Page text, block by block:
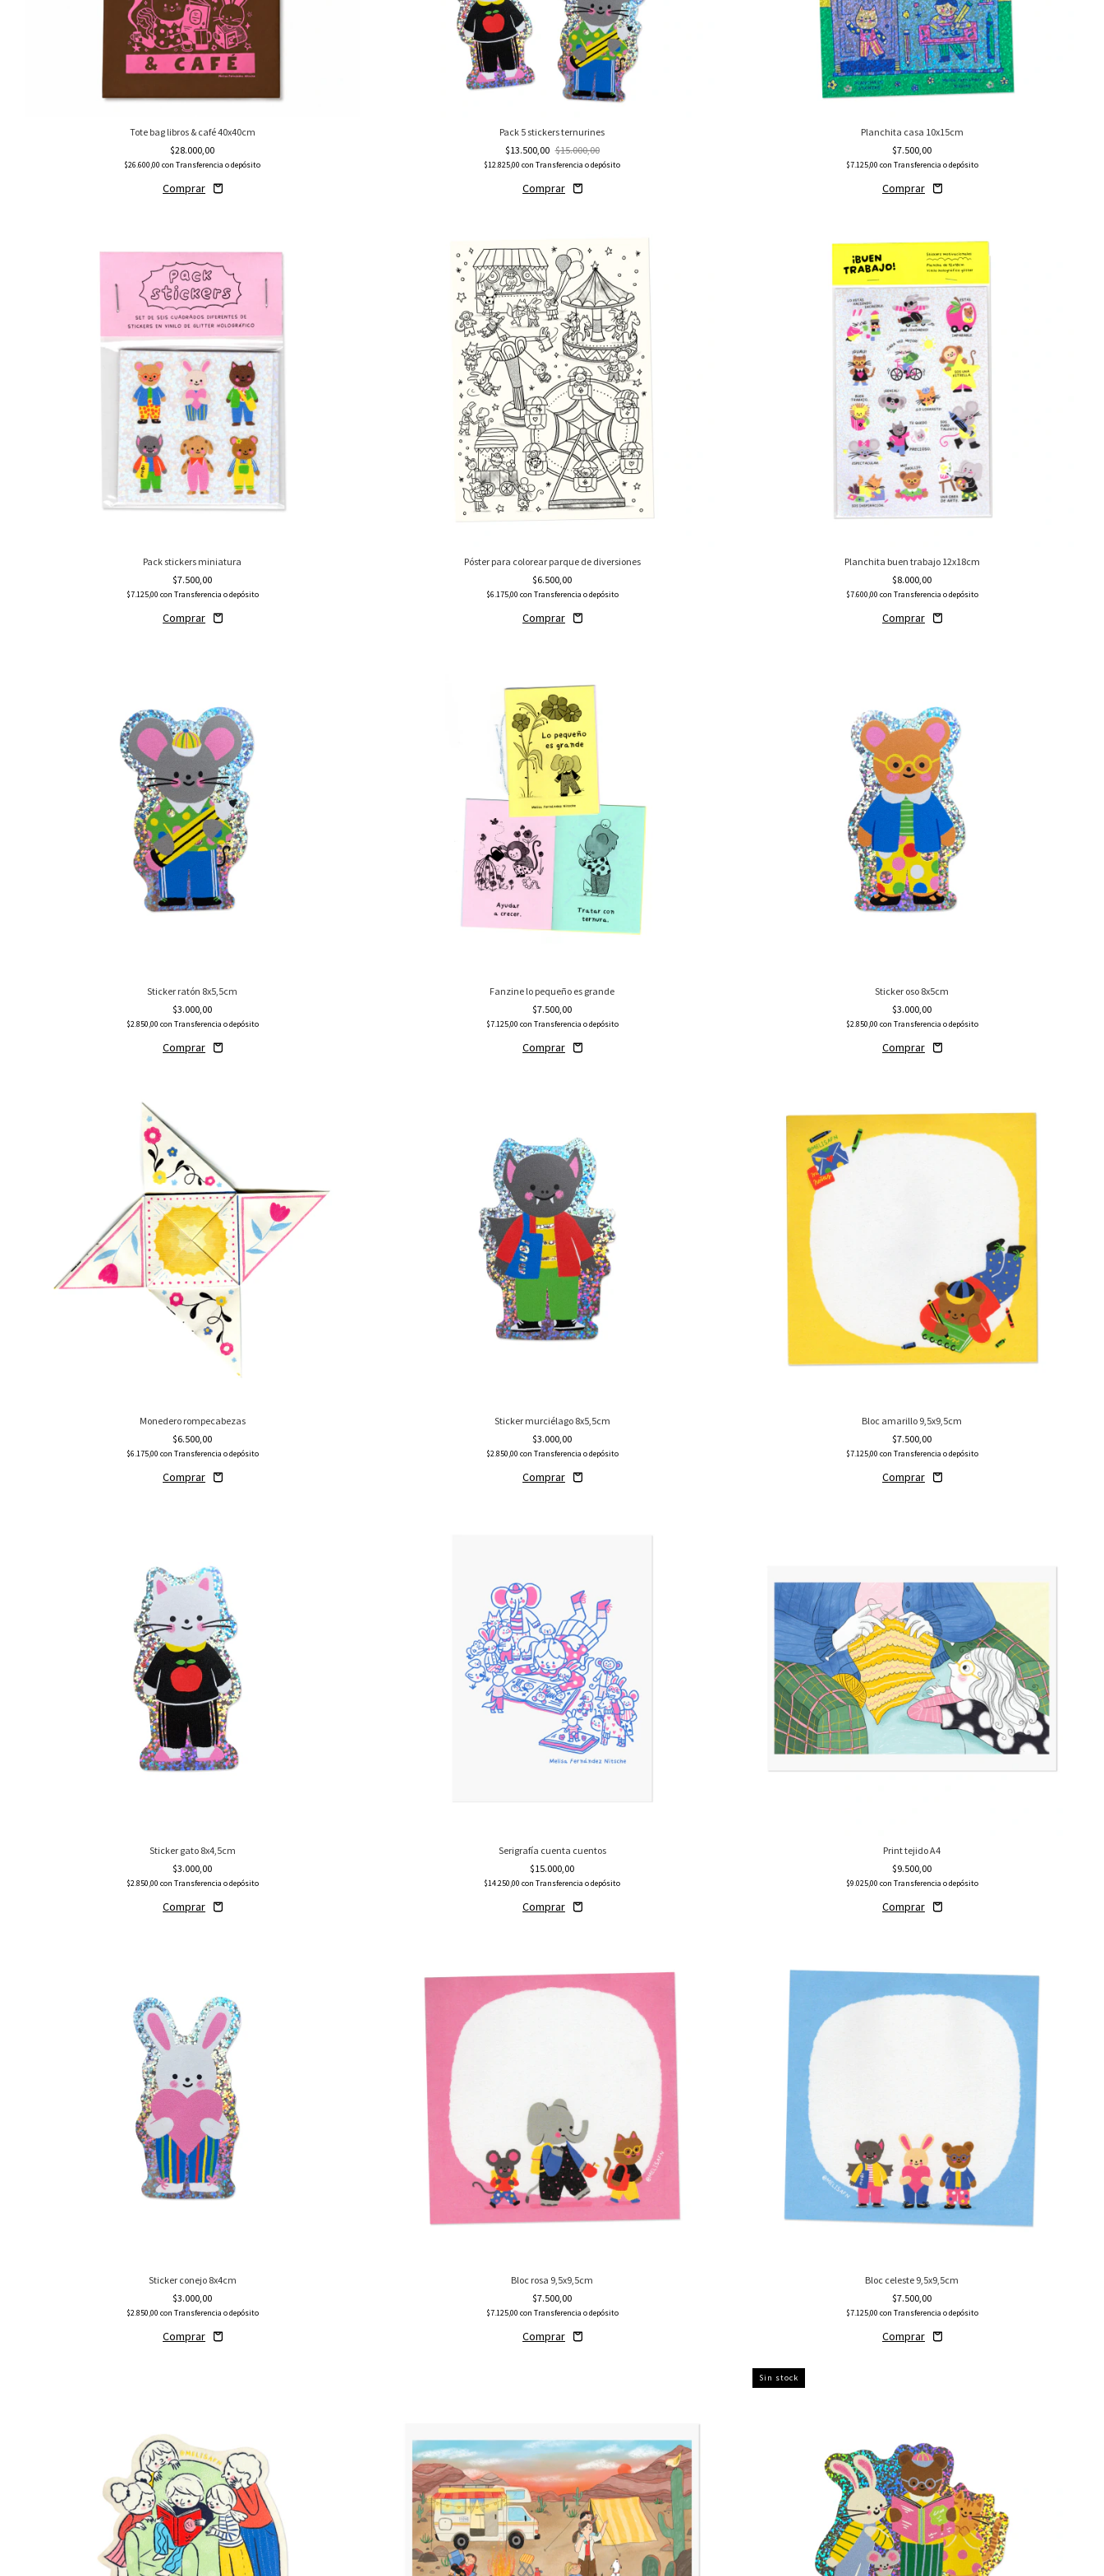
Tote bag libros & café 40x40cm
$28.000,00
$26.600,00 con Transferencia o depósito
Pack 5 stickers ternurines
$13.500,00 $15.000,00
$12.825,00 con Transferencia o depósito
Planchita casa 10x15cm
$7.500,00
$7.125,00 con Transferencia o depósito
Pack stickers miniatura
$7.500,00
$7.125,00 con Transferencia o depósito
Póster para colorear parque de diversiones
$6.500,00
$6.175,00 con Transferencia o depósito
Planchita buen trabajo 12x18cm
$8.000,00
$7.600,00 con Transferencia o depósito
Sticker ratón 8x5,5cm
$3.000,00
$2.850,00 con Transferencia o depósito
Fanzine lo pequeño es grande
$7.500,00
$7.125,00 con Transferencia o depósito
Sticker oso 8x5cm
$3.000,00
$2.850,00 con Transferencia o depósito
Monedero rompecabezas
$6.500,00
$6.175,00 con Transferencia o depósito
Sticker murciélago 8x5,5cm
$3.000,00
$2.850,00 con Transferencia o depósito
Bloc amarillo 9,5x9,5cm
$7.500,00
$7.125,00 con Transferencia o depósito
Sticker gato 8x4,5cm
$3.000,00
$2.850,00 con Transferencia o depósito
Serigrafía cuenta cuentos
$15.000,00
$14.250,00 con Transferencia o depósito
Print tejido A4
$9.500,00
$9.025,00 con Transferencia o depósito
Sticker conejo 8x4cm
$3.000,00
$2.850,00 con Transferencia o depósito
Bloc rosa 9,5x9,5cm
$7.500,00
$7.125,00 con Transferencia o depósito
Bloc celeste 9,5x9,5cm
$7.500,00
$7.125,00 con Transferencia o depósito
Sin stock